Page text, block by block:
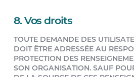
8. Vos droits
TOUTE DEMANDE DES
DOIT ÊTRE ADRESSÉE AU
PROTECTION DES
SON ORGANISATION. SAUF